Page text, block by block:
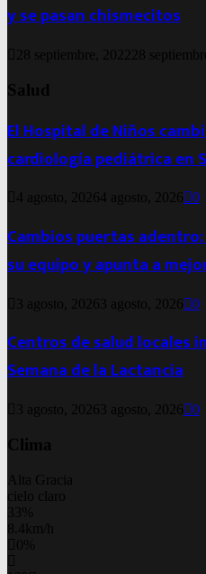
y se pasan chismecitos
28 septiembre, 2022 28
Salud
El Hospital de Niños
cardiología pediátrica en
4 agosto, 20264 agosto, 2026 0
Cambios puertas
su equipo y apunta a
3 agosto, 2026 3 agosto, 2026 0
Centros de salud locales
Semana de la Lactancia
3 agosto, 2026 3 agosto, 2026 0
Clima
Alta Gracia
cielo claro
33%
8.4km/h
0%